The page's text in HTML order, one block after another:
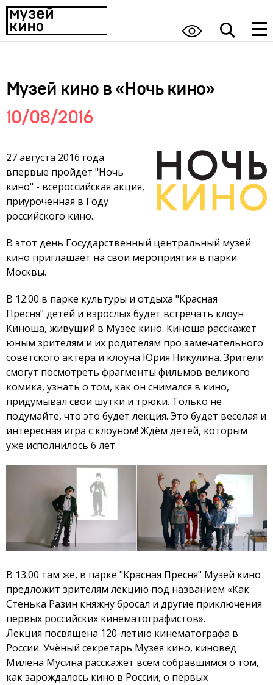
Музей кино в «Ночь кино»
10/08/2016
27 августа 2016 года
впервые пройдёт "Ночь
кино" - всероссийская акция,
приуроченная в Году
российского кино.
В этот день Государственный центральный музей
кино приглашает на свои мероприятия в парки
Москвы.
В 12.00 в парке культуры и отдыха "Красная
Пресня" детей и взрослых будет встречать клоун
Киноша, живущий в Музее кино. Киноша расскажет
юным зрителям и их родителям про замечательного
советского актёра и клоуна Юрия Никулина. Зрители
смогут посмотреть фрагменты фильмов великого
комика, узнать о том, как он снимался в кино,
придумывал свои шутки и трюки. Только не
подумайте, что это будет лекция. Это будет веселая и
интересная игра с клоуном! Ждём детей, которым
уже исполнилось 6 лет.
В 13.00 там же, в парке "Красная Пресня" Музей кино
предложит зрителям лекцию под названием «Как
Стенька Разин княжну бросал и другие приключения
первых российских кинематографистов».
Лекция посвящена 120-летию кинематографа в
России. Учёный секретарь Музея кино, киновед
Милена Мусина расскажет всем собравшимся о том,
как зарождалось кино в России, о первых